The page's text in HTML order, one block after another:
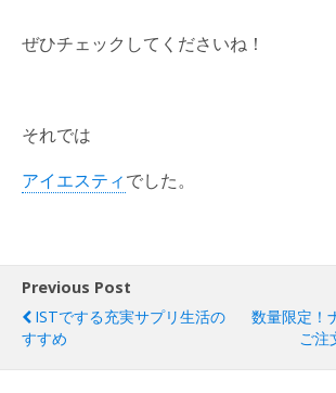
ぜひチェックしてくださいね！
それでは
アイエスティでした。
Previous Post
ISTでする充実サプリ生活の
すすめ
数量限定！
ご注